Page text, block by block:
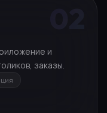
и
заказы.